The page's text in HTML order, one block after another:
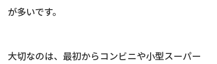
が多いです。
大切なのは、最初からコンビニや小型スーパー